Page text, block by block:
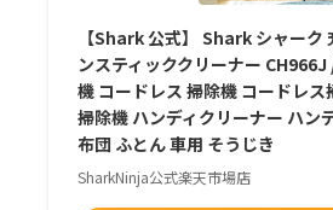
【Shark 公式】 Shark シャーク
ンスティッククリーナー
機 コードレス 掃除機 コードレス
掃除機 ハンディクリーナー ハン
布団 ふとん 車用 そうじき
SharkNinja公式楽天市場店